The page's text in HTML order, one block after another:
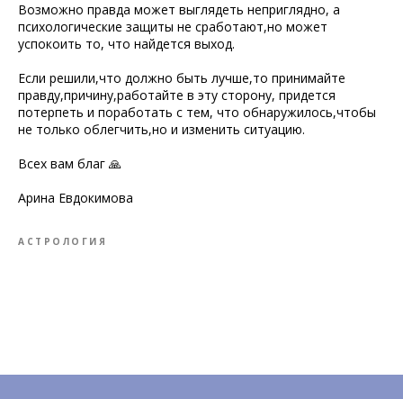
Возможно правда может выглядеть неприглядно, а
психологические защиты не сработают,но может
успокоить то, что найдется выход.
Если решили,что должно быть лучше,то принимайте
правду,причину,работайте в эту сторону, придется
потерпеть и поработать с тем, что обнаружилось,чтобы
не только облегчить,но и изменить ситуацию.
Всех вам благ 🙏
Арина Евдокимова
АСТРОЛОГИЯ